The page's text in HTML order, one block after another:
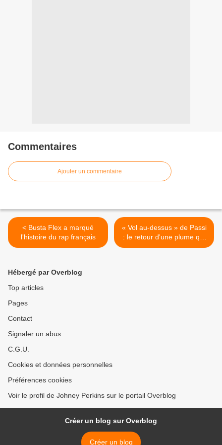
Commentaires
Ajouter un commentaire
< Busta Flex a marqué
l'histoire du rap français
« Vol au-dessus » de Passi
: le retour d'une plume qui
n'a jamais cessé de
Hébergé par Overblog
Top articles
Pages
Contact
Signaler un abus
C.G.U.
Cookies et données personnelles
Préférences cookies
Voir le profil de Johney Perkins sur le portail Overblog
Créer un blog sur Overblog
Créer un blog